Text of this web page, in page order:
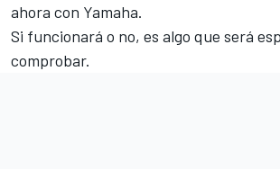
ahora con Yamaha.
Si funcionará o no, es algo que será
comprobar.